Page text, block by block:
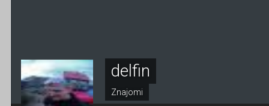
delfin
Znajomi